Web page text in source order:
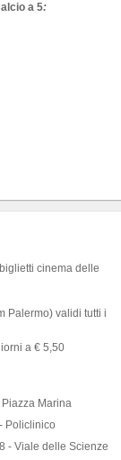
a 5:
cinema delle
Palermo) validi tutti i
a € 5,50
Marina
Policlinico
- Viale delle Scienze